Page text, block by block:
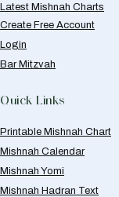
Latest Mishnah Charts
Create Free Account
Login
Bar Mitzvah
Quick Links
Printable Mishnah Chart
Mishnah Calendar
Mishnah Yomi
Mishnah Hadran Text